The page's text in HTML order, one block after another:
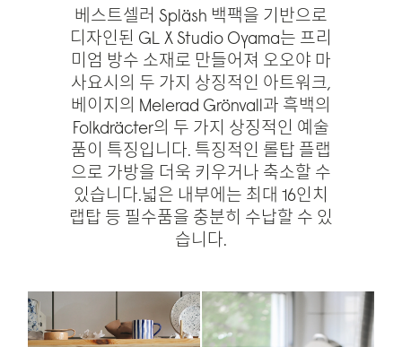
베스트셀러 Spläsh 백팩을 기반으로
디자인된 GL X Studio Oyama는 프리
미엄 방수 소재로 만들어져 오오야 마
사요시의 두 가지 상징적인 아트워크,
베이지의 Melerad Grönvall과 흑백의
Folkdräcter의 두 가지 상징적인 예술
품이 특징입니다. 특징적인 롤탑 플랩
으로 가방을 더욱 키우거나 축소할 수
있습니다.넓은 내부에는 최대 16인치
랩탑 등 필수품을 충분히 수납할 수 있
습니다.